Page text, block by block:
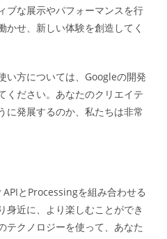
ブな展示やパフォーマンスを行
かせ、新しい体験を創造してく
い方については、Googleの開発
ください。あなたのクリエイテ
に発展するのか、私たちは非常
とProcessingを組み合わせる
身近に、より楽しむことができ
テクノロジーを使って、あなた